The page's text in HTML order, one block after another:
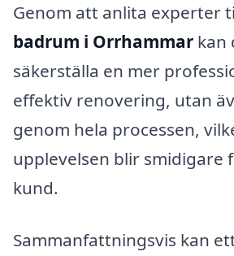
Genom att anlita experter
badrum i Orrhammar kan
säkerställa en mer
effektiv renovering, utan
genom hela processen,
upplevelsen blir smidigare
kund.
Sammanfattningsvis kan